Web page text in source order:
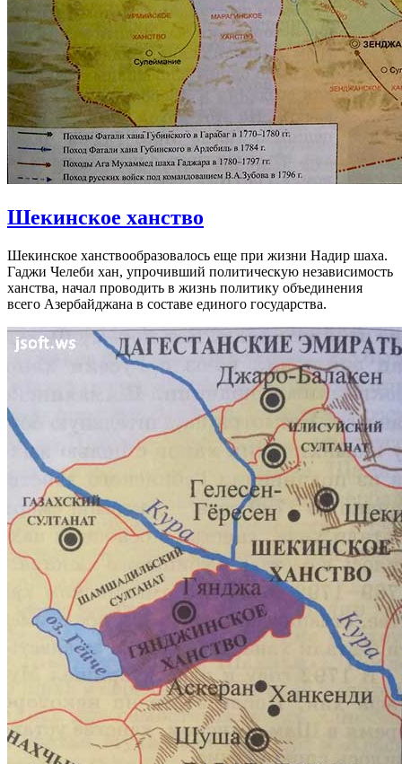
Шекинское ханство
Шекинское ханствообразовалось еще при жизни Надир шаха.
Гаджи Челеби хан, упрочивший политическую независимость
ханства, начал проводить в жизнь политику объединения
всего Азербайджана в составе единого государства.